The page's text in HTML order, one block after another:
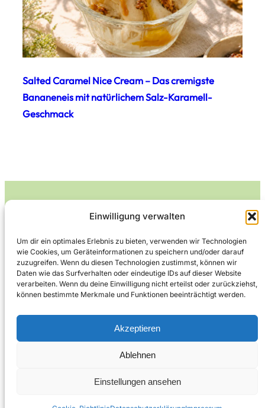
Einwilligung verwalten
Um dir ein optimales Erlebnis zu bieten, verwenden wir Technologien
wie Cookies, um Geräteinformationen zu speichern und/oder darauf
zuzugreifen. Wenn du diesen Technologien zustimmst, können wir
Daten wie das Surfverhalten oder eindeutige IDs auf dieser Website
verarbeiten. Wenn du deine Einwilligung nicht erteilst oder zurückziehst,
können bestimmte Merkmale und Funktionen beeinträchtigt werden.
Akzeptieren
Ablehnen
Einstellungen ansehen
Salted Caramel Nice Cream – Das cremigste
Bananeneis mit natürlichem Salz-Karamell-
Geschmack
Leckerlife
Lecker essen – gesund leben.
Kontakt
Copyright © 2026 Designed by